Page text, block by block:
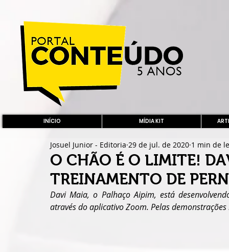
INÍCIO MÍDIA KIT
O CHÃO É O LIMITE!
TREINAMENTO DE
Josuel Junior - Editoria 29 de jul. de 2020 1 min de
Davi Maia, o Palhaço Aipim, está
através do aplicativo Zoom. Pelas